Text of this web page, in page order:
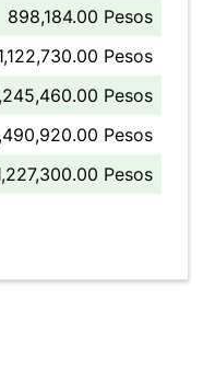
898,184.00 Pesos
Pesos
Pesos
Pesos
Pesos